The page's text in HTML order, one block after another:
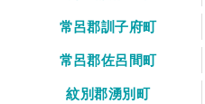
常呂郡訓子府町
常呂郡佐呂間町
紋別郡湧別町